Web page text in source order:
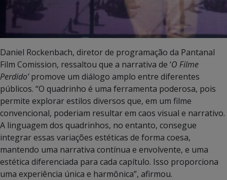
Daniel Rockenbach, diretor de programação da Pantanal
Film Comission, ressaltou que a narrativa de ‘O Filme
Perdido’promove um diálogo amplo entre diferentes
públicos. “O quadrinho é uma ferramenta poderosa, pois
permite explorar estilos diversos que, em um filme
convencional, poderiam resultar em caos visual e narrativo.
A linguagem dos quadrinhos, no entanto, consegue
integrar essas variações estéticas de forma coesa,
mantendo uma narrativa contínua e envolvente, e uma
estética diferenciada para cada capítulo. Isso proporciona
uma experiência única e harmônica”, afirmou.